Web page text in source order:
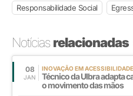
Responsabilidade Social
Notíciasrelacionadas
08
JAN
INOVAÇÃO EM ACESSIBILIDADE
Técnico da Ulbra adapta
o movimento das mãos